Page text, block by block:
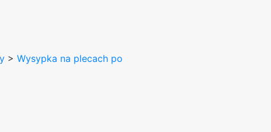
>Wysypka na plecach po